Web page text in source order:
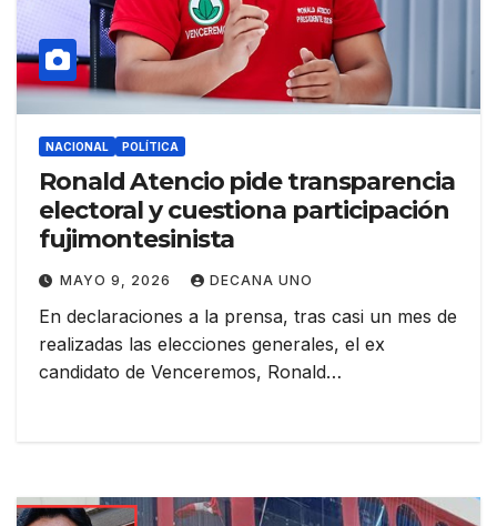
NACIONAL POLÍTICA
Ronald Atencio pide transparencia
electoral y cuestiona participación
fujimontesinista
MAYO 9, 2026 DECANA UNO
En declaraciones a la prensa, tras casi un mes de
realizadas las elecciones generales, el ex
candidato de Venceremos, Ronald…